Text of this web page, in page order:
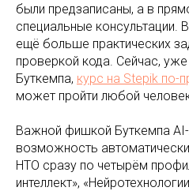
были предзаписаны, а в
специальные консультации.
ещё больше практических
проверкой кода. Сейчас,
Буткемпа, курс на Stepik по-
может пройти любой
Важной фишкой Буткемпа
возможность
НТО сразу по четырём
интеллект»,